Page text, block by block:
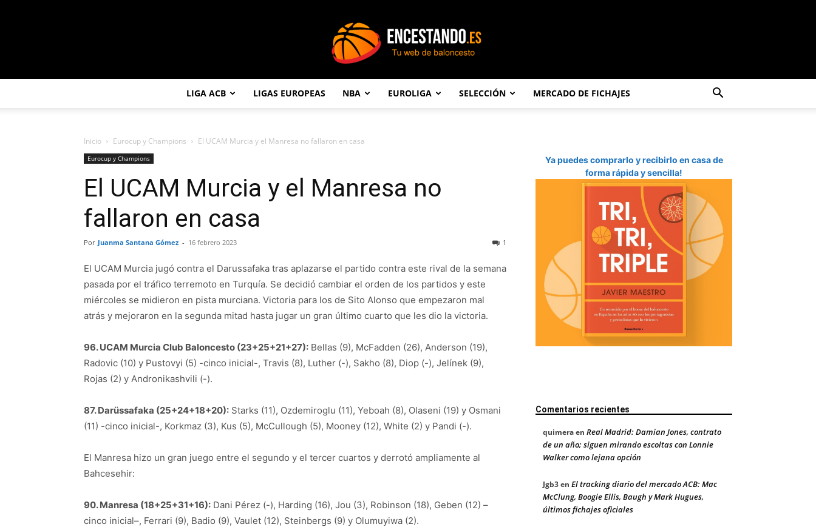
LIGA ACB LIGAS EUROPEAS NBA EUROLIGA SELECCIÓN MERCADO DE FICHAJES
Inicio Eurocup y Champions El UCAM Murcia y el Manresa no fallaron en casa
Eurocup y Champions
El UCAM Murcia y el Manresa no
fallaron en casa
Por Juanma Santana Gómez - 16 febrero 2023 1
El UCAM Murcia jugó contra el Darussafaka tras aplazarse el partido contra este rival de la semana
pasada por el tráfico terremoto en Turquía. Se decidió cambiar el orden de los partidos y este
miércoles se midieron en pista murciana. Victoria para los de Sito Alonso que empezaron mal
atrás y mejoraron en la segunda mitad hasta jugar un gran último cuarto que les dio la victoria.
96. UCAM Murcia Club Baloncesto (23+25+21+27): Bellas (9), McFadden (26), Anderson (19),
Radovic (10) y Pustovyi (5) -cinco inicial-, Travis (8), Luther (-), Sakho (8), Diop (-), Jelínek (9),
Rojas (2) y Andronikashvili (-).
87. Darüssafaka (25+24+18+20): Starks (11), Ozdemiroglu (11), Yeboah (8), Olaseni (19) y Osmani
(11) -cinco inicial-, Korkmaz (3), Kus (5), McCullough (5), Mooney (12), White (2) y Pandi (-).
El Manresa hizo un gran juego entre el segundo y el tercer cuartos y derrotó ampliamente al
Bahcesehir:
90. Manresa (18+25+31+16): Dani Pérez (-), Harding (16), Jou (3), Robinson (18), Geben (12) –
cinco inicial–, Ferrari (9), Badio (9), Vaulet (12), Steinbergs (9) y Olumuyiwa (2).
Ya puedes comprarlo y recibirlo en casa de
forma rápida y sencilla!
Comentarios recientes
quimeraen Real Madrid: Damian Jones, contrato
de un año; siguen mirando escoltas con Lonnie
Walker como lejana opción
Jgb3en El tracking diario del mercado ACB: Mac
McClung, Boogie Ellis, Baugh y Mark Hugues,
últimos fichajes oficiales